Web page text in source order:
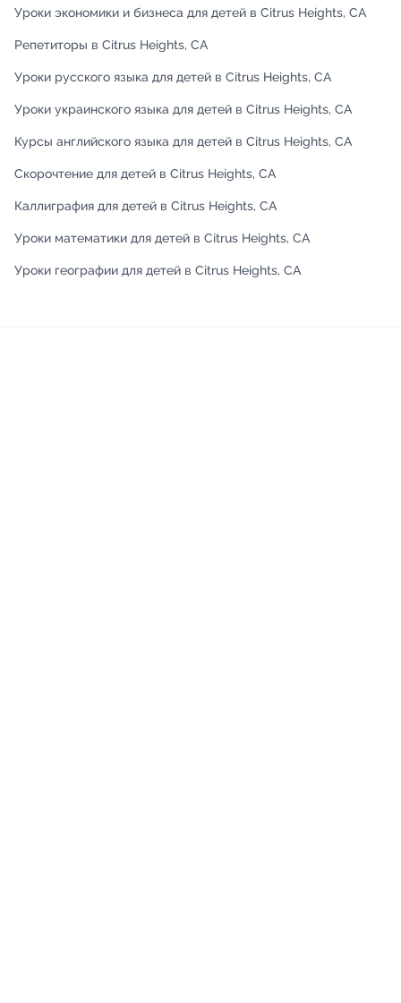
Уроки экономики и бизнеса для детей в Citrus Heights, CA
Репетиторы в Citrus Heights, CA
Уроки русского языка для детей в Citrus Heights, CA
Уроки украинского языка для детей в Citrus Heights, CA
Курсы английского языка для детей в Citrus Heights, CA
Скорочтение для детей в Citrus Heights, CA
Каллиграфия для детей в Citrus Heights, CA
Уроки математики для детей в Citrus Heights, CA
Уроки географии для детей в Citrus Heights, CA